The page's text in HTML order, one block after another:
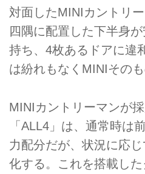
対面したMINIカントリ
四隅に配置した下半身
持ち、4枚あるドアに違
は紛れもなくMINIそのも
MINIカントリーマンが
「ALL4」は、通常時は
力配分だが、状況に応
化する。これを搭載し